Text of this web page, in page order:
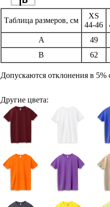
Таблица размеров, см
XS
44-46
A
49
B
62
Допускаются отклонения в 5%
Другие цвета: